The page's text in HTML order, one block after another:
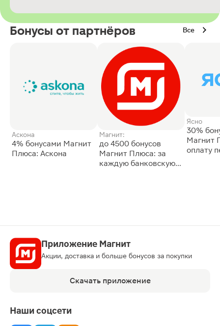
Бонусы от партнёров Все
Аскона
4% бонусами Магнит
Плюса: Аскона
Магнит:
до 4500 бонусов
Магнит Плюса: за
каждую банковскую
Ясно
30%
Магнит
оплату
Приложение Магнит
Акции, доставка и больше бонусов за покупки
Скачать приложение
Наши соцсети